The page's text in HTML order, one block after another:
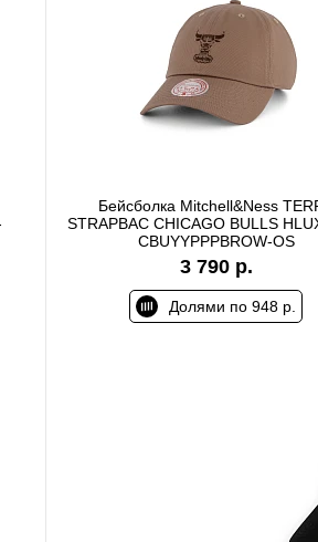
Бейсболка Mitchell&Ness
STRAPBAC CHICAGO BULLS
CBUYYPPPBROW-OS
3 790 р.
Долями по 948 р.